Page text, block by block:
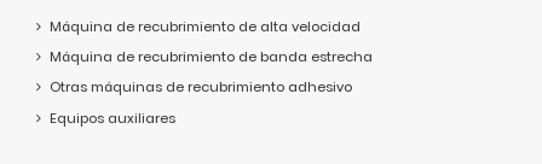
Máquina de recubrimiento de alta velocidad
Máquina de recubrimiento de banda estrecha
Otras máquinas de recubrimiento adhesivo
Equipos auxiliares